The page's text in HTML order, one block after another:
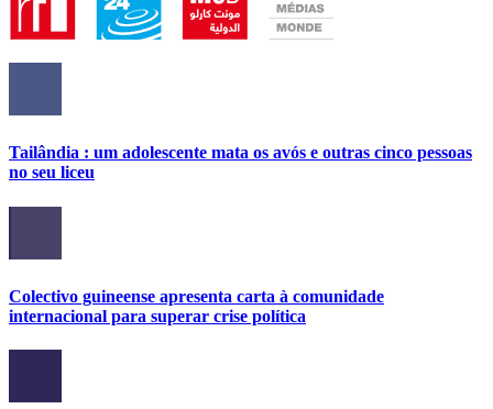
Tailândia : um adolescente mata os avós e outras cinco pessoas
no seu liceu
Colectivo guineense apresenta carta à comunidade
internacional para superar crise política